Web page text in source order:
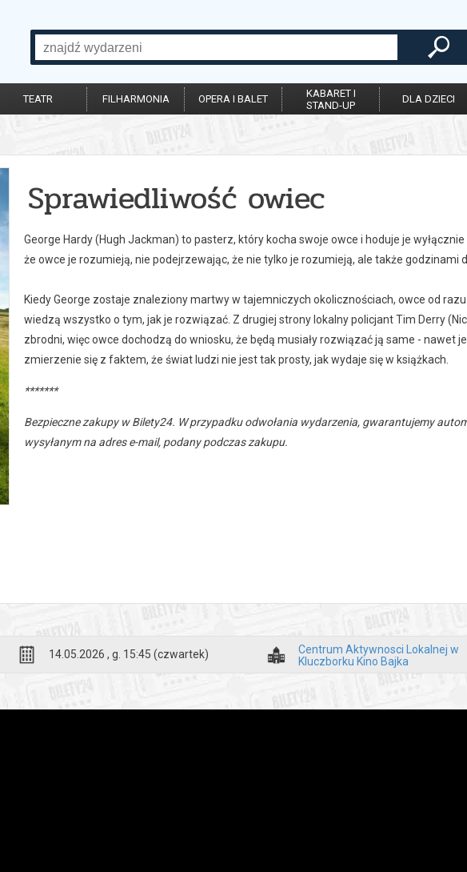
TEATR FILHARMONIA OPERA I BALET
KABARET I
STAND-UP
DLA DZIECI
Sprawiedliwość owiec
George Hardy (Hugh Jackman) to pasterz, który kocha swoje owce i hoduje je wyłącznie
że owce je rozumieją, nie podejrzewając, że nie tylko je rozumieją, ale także godzinami
Kiedy George zostaje znaleziony martwy w tajemniczych okolicznościach, owce od
wiedzą wszystko o tym, jak je rozwiązać. Z drugiej strony lokalny policjant Tim Derry
zbrodni, więc owce dochodzą do wniosku, że będą musiały rozwiązać ją same - nawet
zmierzenie się z faktem, że świat ludzi nie jest tak prosty, jak wydaje się w książkach.
*******
Bezpieczne zakupy w Bilety24. W przypadku odwołania wydarzenia, gwarantujemy
wysyłanym na adres e-mail, podany podczas zakupu.
14.05.2026 , g. 15:45 (czwartek)
Centrum Aktywnosci Lokalnej w
Kluczborku Kino Bajka